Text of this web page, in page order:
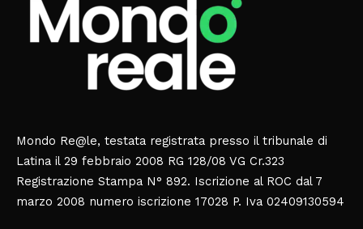
Mondo Re@le, testata registrata presso il tribunale di
Latina il 29 febbraio 2008 RG 128/08 VG Cr.323
Registrazione Stampa N° 892. Iscrizione al ROC dal 7
marzo 2008 numero iscrizione 17028 P. Iva 02409130594